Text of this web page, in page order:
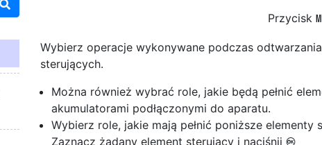
Przycisk
Wybierz operacje wykonywane podczas
sterujących.
Można również wybrać role, jakie będą pełnić
akumulatorami podłączonymi do aparatu.
Wybierz role, jakie mają pełnić poniższe elementy
Zaznacz żądany element sterujący i naciśnij J